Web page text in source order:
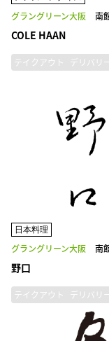
グラングリーン大阪 南
COLE HAAN
テイクアウト デリバリ
日本料理
グラングリーン大阪 南
野口
テイクアウト デリバリ